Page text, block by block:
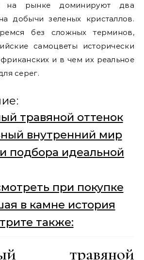
на рынке доминируют два
добычи зеленых кристаллов.
без сложных терминов,
самоцветы исторически
и в чем их реальное
серег.
травяной оттенок
внутренний мир
подбора идеальной
при покупке
в камне история
также:
травяной